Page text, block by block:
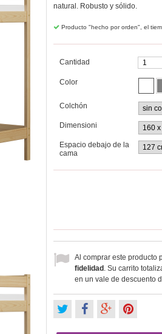
natural. Robusto y sólido.
Producto "hecho por orden", el
Cantidad
Color
Colchón
Dimensioni
Espacio debajo de la
cama
Al comprar este producto
fidelidad . Su carrito
en un vale de descuento